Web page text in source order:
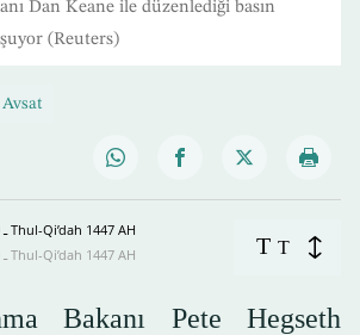
Dan Keane ile düzenlediği basın
(Reuters)
14:41-5 Mayıs 2026 AD ـ 19 Thul-Qi’dah 1447 AH
14:39-5 Mayıs 2026 AD ـ 19 Thul-Qi’dah 1447 AH
T T
Bakanı Pete Hegseth